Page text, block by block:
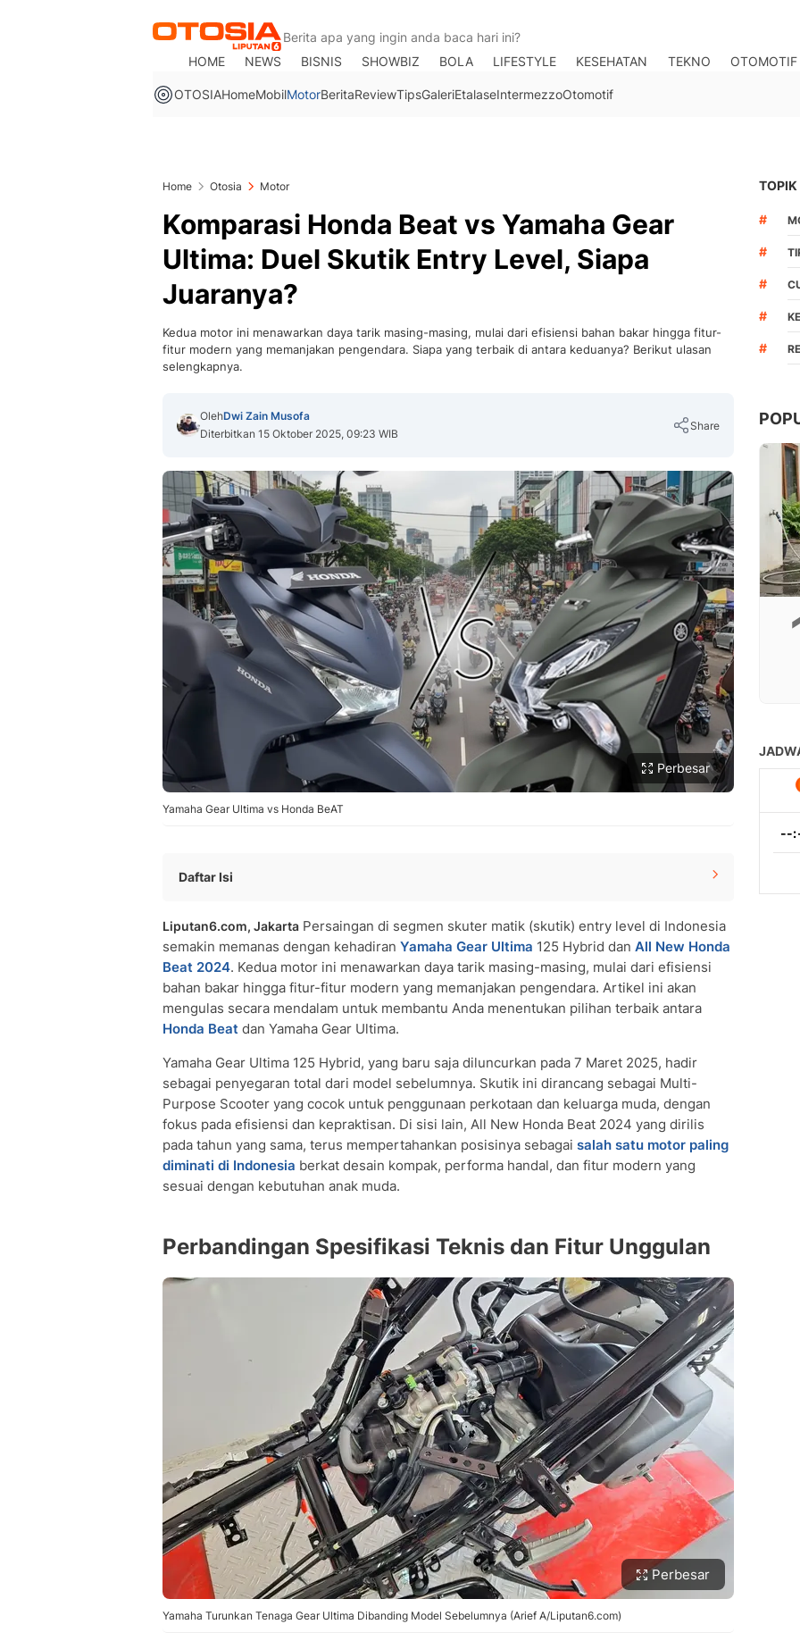
HOME
NEWS BISNIS SHOWBIZ BOLA LIFESTYLE KESEHATAN TEKNO OTOMOTIF
OTOSIAHomeMobilMotorBeritaReviewTipsGaleriEtalaseIntermezzoOtomotif
Home Otosia Motor
Komparasi Honda Beat vs Yamaha Gear
Ultima: Duel Skutik Entry Level, Siapa
Juaranya?
Kedua motor ini menawarkan daya tarik masing-masing, mulai dari efisiensi bahan bakar hingga fitur-
fitur modern yang memanjakan pengendara. Siapa yang terbaik di antara keduanya? Berikut ulasan
selengkapnya.
OlehDwi Zain Musofa
Diterbitkan 15 Oktober 2025, 09:23 WIB
Share
Copy Link
Perbesar
Yamaha Gear Ultima vs Honda BeAT
Daftar Isi
Kelebihan & Kekurangan
• Yamaha Gear Ultima 125 Hybrid
• All New Honda Beat 2024
Komparasi Harga
• Yamaha Gear Ultima 125 Hybrid
Head to Head All New Honda Beat vs Yamaha Gear Ultima
Liputan6.com, Jakarta Persaingan di segmen skuter matik (skutik) entry level di Indonesia
semakin memanas dengan kehadiran Yamaha Gear Ultima 125 Hybrid dan All New Honda
Beat 2024. Kedua motor ini menawarkan daya tarik masing-masing, mulai dari efisiensi
bahan bakar hingga fitur-fitur modern yang memanjakan pengendara. Artikel ini akan
mengulas secara mendalam untuk membantu Anda menentukan pilihan terbaik antara
Honda Beat dan Yamaha Gear Ultima.
Yamaha Gear Ultima 125 Hybrid, yang baru saja diluncurkan pada 7 Maret 2025, hadir
sebagai penyegaran total dari model sebelumnya. Skutik ini dirancang sebagai Multi-
Purpose Scooter yang cocok untuk penggunaan perkotaan dan keluarga muda, dengan
fokus pada efisiensi dan kepraktisan. Di sisi lain, All New Honda Beat 2024 yang dirilis
pada tahun yang sama, terus mempertahankan posisinya sebagai salah satu motor paling
diminati di Indonesia berkat desain kompak, performa handal, dan fitur modern yang
sesuai dengan kebutuhan anak muda.
Perbandingan Spesifikasi Teknis dan Fitur Unggulan
Perbesar
Yamaha Turunkan Tenaga Gear Ultima Dibanding Model Sebelumnya (Arief A/Liputan6.com)
TOPIK
#
#
#
#
#